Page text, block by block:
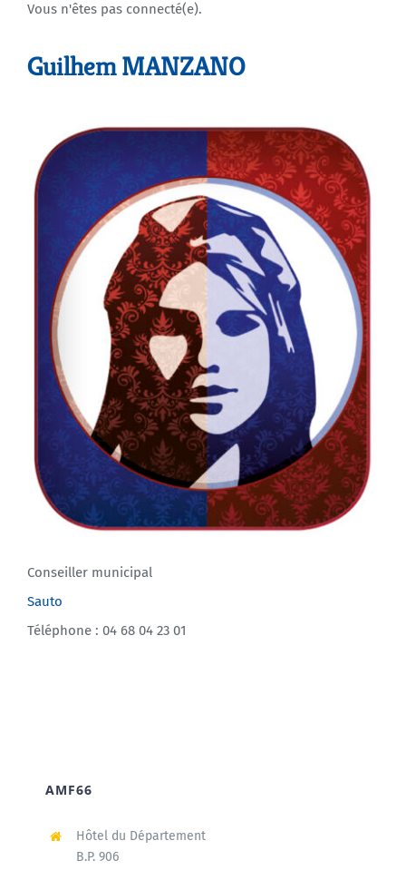
Agenda
Vous n'êtes pas connecté(e).
Guilhem MANZANO
Conseiller municipal
Sauto
Téléphone : 04 68 04 23 01
AMF66
Hôtel du Département
B.P. 906